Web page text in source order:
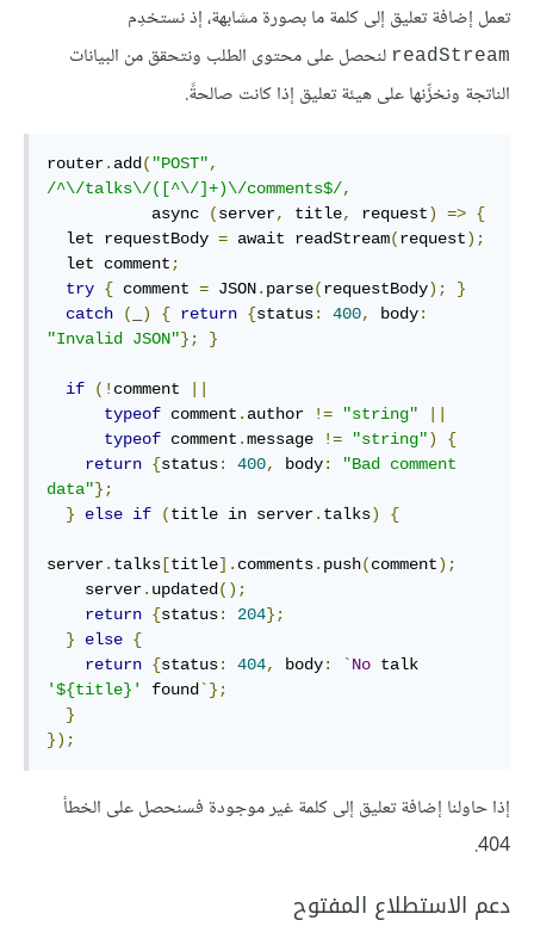
تعمل إضافة تعليق إلى كلمة ما بصورة مشابهة، إذ نستخدِم
readStream لنحصل على محتوى الطلب ونتحقق من البيانات
الناتجة ونخزِّنها على هيئة تعليق إذا كانت صالحةً.
router. add ( "POST",
/^\/talks\/([^\/]+)\/comments$/,
           async
(server, title, request) => {
  let requestBody
= await readStream(request);
  let comment
;
try { comment = JSON. parse(requestBody);
}
catch
( ) { return {status: 400, body:
"Invalid JSON"}; }
if (! comment
typeof comment . author != "string"
typeof comment .message != "string")
{
return {status: 400, body:
"Bad comment
data"};
}
else if (title in server. talks) {
server. talks [title]. comments. push(comment);
    server
. updated ();
return {status: 204};
}
else {
return {status: 404, body: `No
'${title}'
found `};
}
});
إذا حاولنا إضافة تعليق إلى كلمة غير موجودة فسنحصل على الخطأ
404.
دعم الاستطلاع المفتوح